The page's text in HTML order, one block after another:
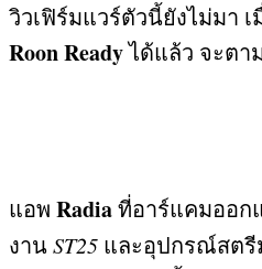
วิวเฟิร์มแวร์ตัวนี้ยังไม่มา เ
Roon Readyได้แล้ว จะตา
แอพ Radiaที่อาร์แคมออก
งานST25 และอุปกรณ์สต